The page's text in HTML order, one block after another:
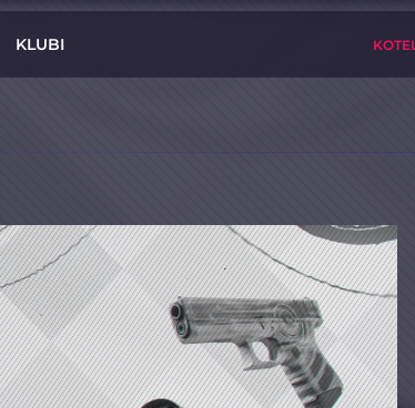
KLUBI